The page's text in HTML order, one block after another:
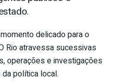
delicado para o
Rio atravessa sucessivas
operações e investigações
política local.